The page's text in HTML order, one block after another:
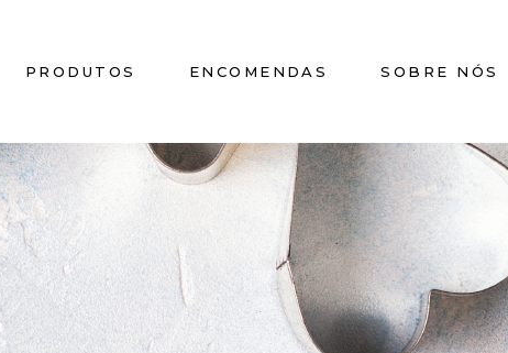
PRODUTOS ENCOMENDAS SOBRE NÓS